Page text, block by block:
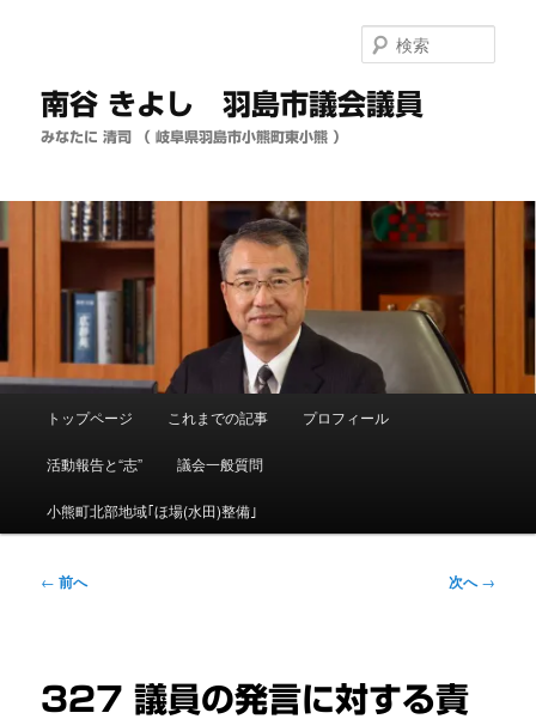
移
南谷 きよし 羽島市議会議員
みなたに 清司 （ 岐阜県羽島市小熊町東小熊 ）
索
ュ
トップページ これまでの記事 プロフィール
活動報告と“志” 議会一般質問
小熊町北部地域｢ほ場(水田)整備｣
投
ー
← 前へ 次へ→
327 議員の発言に対する責